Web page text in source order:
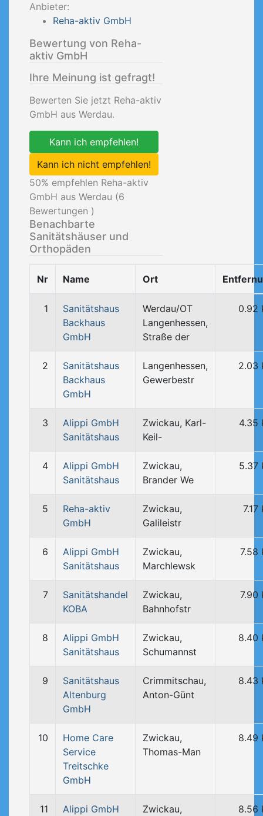
Anbieter:
Reha-aktiv GmbH
Bewertung von Reha-
aktiv GmbH
Ihre Meinung ist gefragt!
Bewerten Sie jetzt Reha-aktiv
GmbH aus Werdau.
Kann ich empfehlen!
Kann ich nicht empfehlen!
50% empfehlen Reha-aktiv
GmbH aus Werdau (6
Bewertungen )
Benachbarte
Sanitätshäuser und
Orthopäden
Nr Name Ort
1
Sanitätshaus
Backhaus
GmbH
Werdau/OT
Langenhessen,
Straße der
0.92
2
Sanitätshaus
Backhaus
GmbH
Langenhessen,
Gewerbestr
2.03
3
Alippi GmbH
Sanitätshaus
Zwickau, Karl-
Keil-
4.35
4
Alippi GmbH
Sanitätshaus
Zwickau,
Brander We
5.37
5
Reha-aktiv
GmbH
Zwickau,
Galileistr
7.17
6
Alippi GmbH
Sanitätshaus
Zwickau,
Marchlewsk
7.58
7
Sanitätshandel
KOBA
Zwickau,
Bahnhofstr
7.90
8
Alippi GmbH
Sanitätshaus
Zwickau,
Schumannst
8.40
9
Sanitätshaus
Altenburg
GmbH
Crimmitschau,
Anton-Günt
8.43
10
Home Care
Service
Treitschke
GmbH
Zwickau,
Thomas-Man
8.49
11
Alippi GmbH
Zwickau,
8.56